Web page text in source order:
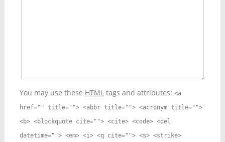
You may use these HTMLtags and attributes: <a
href="" title=""> <abbr title=""> <acronym title="">
<b> <blockquote cite=""> <cite> <code> <del
datetime=""> <em> <i> <q cite=""> <s> <strike>